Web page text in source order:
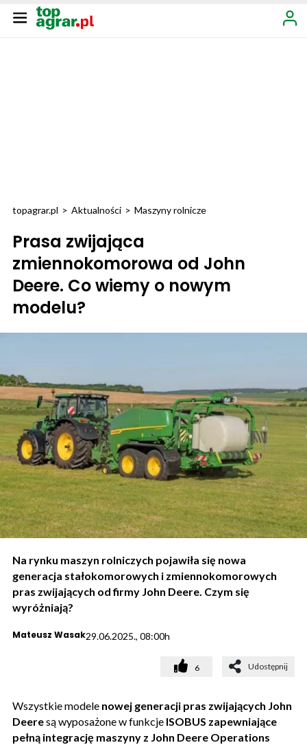
topagrar.pl > Aktualności > Maszyny rolnicze
Prasa zwijająca
zmiennokomorowa od John
Deere. Co wiemy o nowym
modelu?
Na rynku maszyn rolniczych pojawiła się nowa
generacja stałokomorowych i zmiennokomorowych
pras zwijających od firmy John Deere. Czym się
wyróżniają?
Mateusz Wasak29.06.2025., 08:00h
6 Udostępnij
Wszystkie modele nowej generacji pras zwijających John
Deeresą wyposażone w funkcje ISOBUS zapewniające
pełną integrację maszyny z John Deere Operations